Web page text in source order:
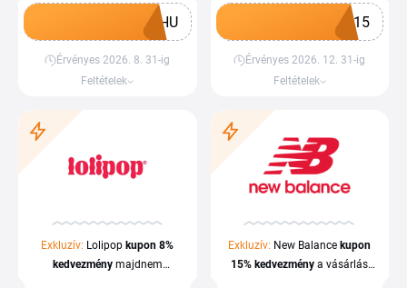
Kupon megszerzése
2HU
Érvényes 2026. 8. 31-ig
Feltételek
Kupon megszerzése
A15
Érvényes 2026. 12. 31-ig
Feltételek
Exkluzív: Lolipop kupon 8%
kedvezménymajdnem
Exkluzív: New Balance kupon
15% kedvezmény a vásárlás